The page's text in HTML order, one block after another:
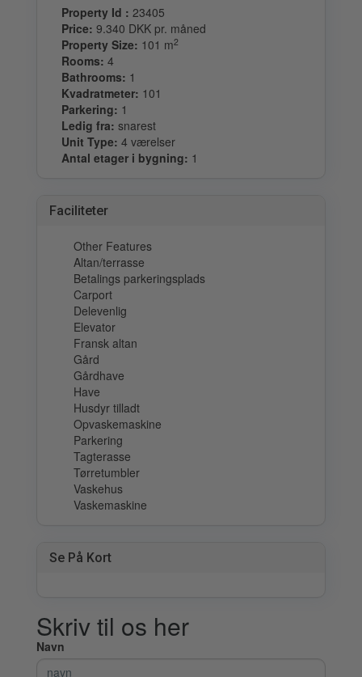
Property Id : 23405
Price: 9.340 DKK pr. måned
Property Size: 101 m2
Rooms: 4
Bathrooms: 1
Kvadratmeter: 101
Parkering: 1
Ledig fra: snarest
Unit Type: 4 værelser
Antal etager i bygning: 1
Faciliteter
Other Features
Altan/terrasse
Betalings parkeringsplads
Carport
Delevenlig
Elevator
Fransk altan
Gård
Gårdhave
Have
Husdyr tilladt
Opvaskemaskine
Parkering
Tagterasse
Tørretumbler
Vaskehus
Vaskemaskine
Se På Kort
Skriv til os her
Navn